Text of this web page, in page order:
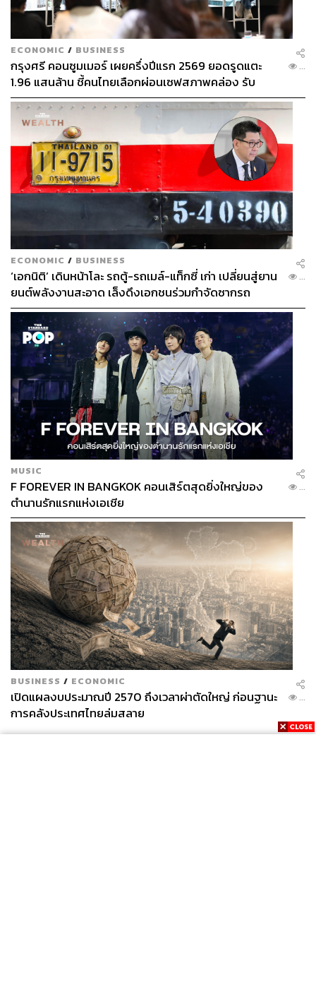
ประชาชนหลายพันคนร่วมถือเทียนในบริเวณอ่าววิกตอเรีย
เกาะฮ่องกง เพื่อรำลึกวันครบรอบ30
ปีที่กองทัพจีนสลายการ
ชุมนุมกลุ่มผู้ประท้วงรัฐบาลที่จัตุรัสเทียนอันเหมิน กรุงปักกิ่ง
โดยเหตุการณ์ครั้งนั้นมีผู้เสียชีวิตหลายพันคน แต่ทางการจีน
ยังคงปกปิดข้อเท็จจริงเกี่ยวกับเหตุนองเลือดดังกล่าว รวมถึง
จำนวนผู้เสียชีวิตที่แท้จริง
ภาพ : Anthony Kwan / Stringer
สองทหารองครักษ์กำลังยืนดูทหารพลร่มชาวอังกฤษและ
ฝรั่งเศสจำนวน280นาย ร่วมกันโดดร่มรำลึกเหตุการณ์
ประวัติศาสตร์ และร่อนลงบริเวณทุ่งหญ้าชานเมืองซานแนร์
วีย์ ตอนเหนือของฝรั่งเศส เนื่องในวันครบรอบ75ปี วันดีเดย์
(วันยกพลขึ้นบกที่นอร์ม็องดีในช่วงสงครามโลกครั้งที่2)ที่
พอร์ตสมัธ ตอนใต้ของประเทศอังกฤษ เมื่อวันพุธที่5
มิถุนายนที่ผ่านมา
ภาพ: Christopher Furlong / Staff
ECONOMIC / BUSINESS
กรุงศรี คอนซูมเมอร์ เผยครึ่งปีแรก 2569 ยอดรูดแตะ
1.96 แสนล้าน ชี้คนไทยเลือกผ่อนเซฟสภาพคล่อง รับ
เศรษฐกิจผันผวนฉุดผลประกอบการพลาดเป้า
...
ECONOMIC / BUSINESS
‘เอกนิติ’ เดินหน้าโละ รถตู้-รถเมล์-แท็กซี่ เก่า เปลี่ยนสู่ยาน
ยนต์พลังงานสะอาด เล็งดึงเอกชนร่วมกำจัดซากรถ
...
MUSIC
F FOREVER IN BANGKOK คอนเสิร์ตสุดยิ่งใหญ่ของ
ตำนานรักแรกแห่งเอเชีย
...
BUSINESS / ECONOMIC
เปิดแผลงบประมาณปี 2570 ถึงเวลาผ่าตัดใหญ่ ก่อนฐานะ
การคลังประเทศไทยล่มสลาย
...